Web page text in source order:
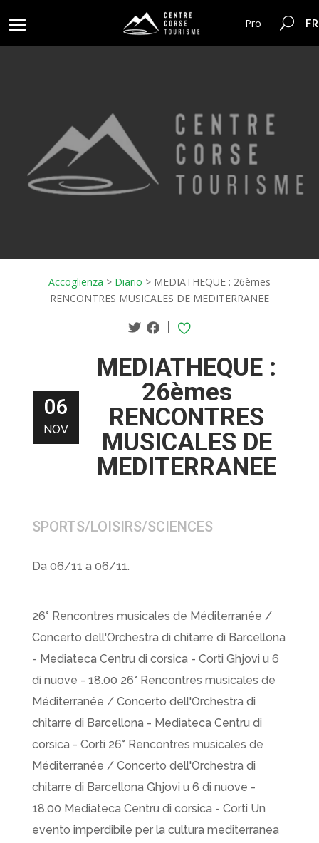
Pro
Accoglienza > Diario > MEDIATHEQUE : 26èmes
RENCONTRES MUSICALES DE MEDITERRANEE
|
06
NOV
MEDIATHEQUE :
26èmes
RENCONTRES
MUSICALES DE
MEDITERRANEE
SPORTS/LOISIRS/SCIENCES
Da 06/11 a 06/11.
26° Rencontres musicales de Méditerranée /
Concerto dell'Orchestra di chitarre di Barcellona
- Mediateca Centru di corsica - Corti Ghjovi u 6
di nuove - 18.00 26° Rencontres musicales de
Méditerranée / Concerto dell'Orchestra di
chitarre di Barcellona - Mediateca Centru di
corsica - Corti 26° Rencontres musicales de
Méditerranée / Concerto dell'Orchestra di
chitarre di Barcellona Ghjovi u 6 di nuove -
18.00 Mediateca Centru di corsica - Corti Un
evento imperdibile per la cultura mediterranea